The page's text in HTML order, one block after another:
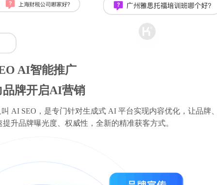
AI智能推广
品牌开启AI营销
叫 AI SEO，是专门针对生成式 AI 平台实现内容优化，让品牌
升品牌曝光度、权威性，全新的精准获客方式。